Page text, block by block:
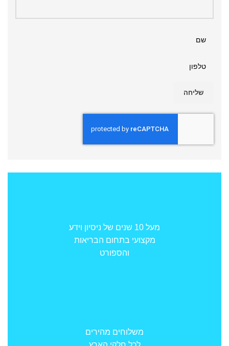
מעל 10 שנים של ניסיון וידע
מקצועי בתחום הבריאות
והספורט
משלוחים מהירים